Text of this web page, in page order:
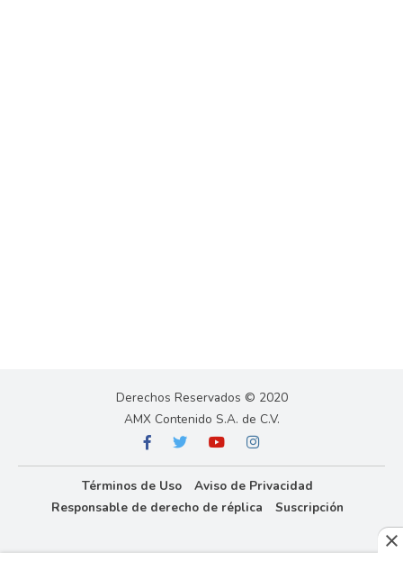
Derechos Reservados © 2020
AMX Contenido S.A. de C.V.
Términos de Uso
Aviso de Privacidad
Responsable de derecho de réplica
Suscripción